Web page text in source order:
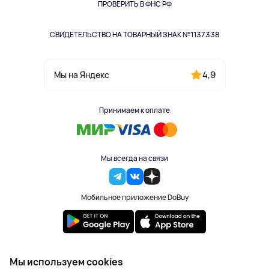
ПРОВЕРИТЬ В ФНС РФ
СВИДЕТЕЛЬСТВО НА ТОВАРНЫЙ ЗНАК №1137338
Мы на Яндекс 4,9
Принимаем к оплате
Мы всегда на связи
Мобильное приложение DoBuy
Одежда и аксессуары
2023-2026 © DoBuy. Все права защищены
Мы используем cookies